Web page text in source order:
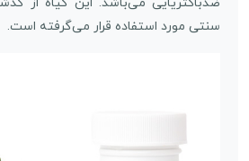
ضدباکتریایی می‌باشد. این گیاه از
سنتی مورد استفاده قرار می‌گرفته است.